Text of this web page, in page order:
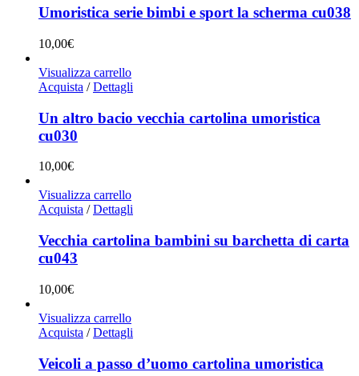
Umoristica serie bimbi e sport la scherma cu038
10,00€
Visualizza carrello
Acquista / Dettagli
Un altro bacio vecchia cartolina umoristica
cu030
10,00€
Visualizza carrello
Acquista / Dettagli
Vecchia cartolina bambini su barchetta di carta
cu043
10,00€
Visualizza carrello
Acquista / Dettagli
Veicoli a passo d’uomo cartolina umoristica